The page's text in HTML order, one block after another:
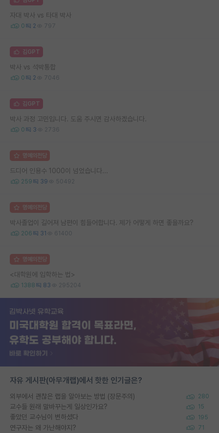
자대 박사 vs 타대 박사
0 2 797
김GPT
박사 vs 석박통합
0 2 7046
김GPT
박사 과정 고민입니다. 도움 주시면 감사하겠습니다.
0 3 2736
명예의전당
드디어 인용수 1000이 넘었습니다...
259 39 50492
명예의전당
박사졸업이 길어져 남편이 힘들어합니다. 제가 어떻게 하면 좋을까요?
206 31 61400
명예의전당
<대학원에 입학하는 법>
1388 83 295204
자유 게시판(아무개랩)에서 핫한 인기글은?
외부에서 괜찮은 랩을 알아보는 방법 (장문주의) 280
교수들 원래 말바꾸는게 일상인가요? 15
좋았던 교수님이 변하셨다 195
연구자는 왜 가난해야지? 71